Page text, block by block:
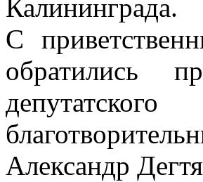
Калининграда.
С
обратились
Александр